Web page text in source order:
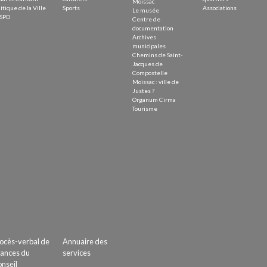
de la Ville
Sports
Le musée
Centre de
documentation
Archives
municipales
Chemins de Saint-
Jacques de
Compostelle
Moissac : ville de
Justes ?
Organum Cirma
Tourisme
Associations
verbal de
du
Annuaire des
services